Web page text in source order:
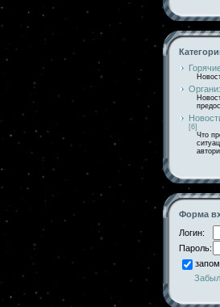
[6]
Что
Форма
Логин:
Пароль: